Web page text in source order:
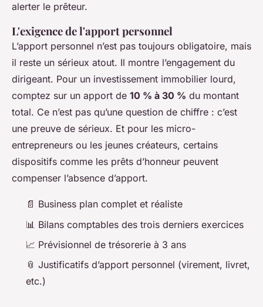
alerter le prêteur.
L'exigence de l'apport personnel
L’apport personnel n’est pas toujours obligatoire, mais
il reste un sérieux atout. Il montre l’engagement du
dirigeant. Pour un investissement immobilier lourd,
comptez sur un apport de 10 % à 30 % du montant
total. Ce n’est pas qu’une question de chiffre : c’est
une preuve de sérieux. Et pour les micro-
entrepreneurs ou les jeunes créateurs, certains
dispositifs comme les prêts d’honneur peuvent
compenser l’absence d’apport.
📄 Business plan complet et réaliste
📊 Bilans comptables des trois derniers exercices
📈 Prévisionnel de trésorerie à 3 ans
📎 Justificatifs d’apport personnel (virement, livret,
etc.)